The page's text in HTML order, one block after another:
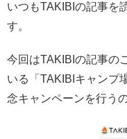
いつもTAKIBIの記事を
す。
今回はTAKIBIの記事の
いる「TAKIBIキャンプ
念キャンペーンを行う